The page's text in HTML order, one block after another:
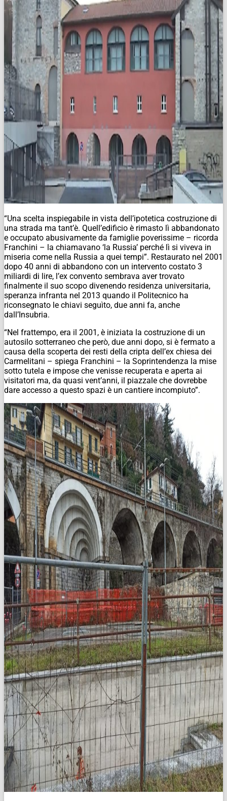
“Una scelta inspiegabile in vista dell’ipotetica costruzione di
una strada ma tant’è. Quell’edificio è rimasto lì abbandonato
e occupato abusivamente da famiglie poverissime – ricorda
Franchini – la chiamavano ‘la Russia’ perché lì si viveva in
miseria come nella Russia a quei tempi”. Restaurato nel 2001
dopo 40 anni di abbandono con un intervento costato 3
miliardi di lire, l’ex convento sembrava aver trovato
finalmente il suo scopo divenendo residenza universitaria,
speranza infranta nel 2013 quando il Politecnico ha
riconsegnato le chiavi seguìto, due anni fa, anche
dall’Insubria.
“Nel frattempo, era il 2001, è iniziata la costruzione di un
autosilo sotterraneo che però, due anni dopo, si è fermato a
causa della scoperta dei resti della cripta dell’ex chiesa dei
Carmelitani – spiega Franchini – la Soprintendenza la mise
sotto tutela e impose che venisse recuperata e aperta ai
visitatori ma, da quasi vent’anni, il piazzale che dovrebbe
dare accesso a questo spazi è un cantiere incompiuto”.